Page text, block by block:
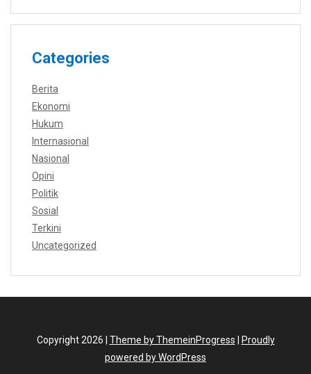
Categories
Berita
Ekonomi
Hukum
Internasional
Nasional
Opini
Politik
Sosial
Terkini
Uncategorized
Copyright 2026 | Theme by ThemeinProgress
Proudly
powered by WordPress